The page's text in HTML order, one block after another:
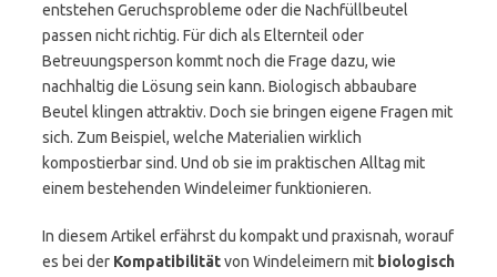
entstehen Geruchsprobleme oder die Nachfüllbeutel
passen nicht richtig. Für dich als Elternteil oder
Betreuungsperson kommt noch die Frage dazu, wie
nachhaltig die Lösung sein kann. Biologisch abbaubare
Beutel klingen attraktiv. Doch sie bringen eigene Fragen mit
sich. Zum Beispiel, welche Materialien wirklich
kompostierbar sind. Und ob sie im praktischen Alltag mit
einem bestehenden Windeleimer funktionieren.
In diesem Artikel erfährst du kompakt und praxisnah, worauf
es bei der Kompatibilitätvon Windeleimern mit biologisch